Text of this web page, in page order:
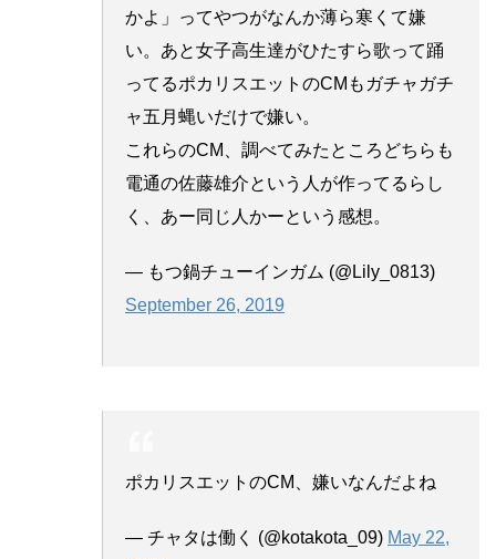
かよ」ってやつがなんか薄ら寒くて嫌
い。あと女子高生達がひたすら歌って踊
ってるポカリスエットのCMもガチャガチ
ャ五月蝿いだけで嫌い。
これらのCM、調べてみたところどちらも
電通の佐藤雄介という人が作ってるらし
く、あー同じ人かーという感想。
— もつ鍋チューインガム (@Lily_0813)
September 26, 2019
ポカリスエットのCM、嫌いなんだよね
— チャタは働く (@kotakota_09) May 22,